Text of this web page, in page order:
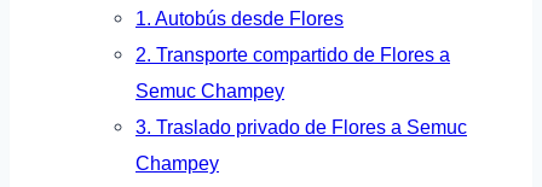
1. Autobús desde Flores
2. Transporte compartido de Flores a
Semuc Champey
3. Traslado privado de Flores a Semuc
Champey